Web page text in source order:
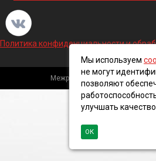
Политика конфиденциальности и
Межрегиональная кабельная
Мы используем
не могут
позволяют
улучшать
ОК